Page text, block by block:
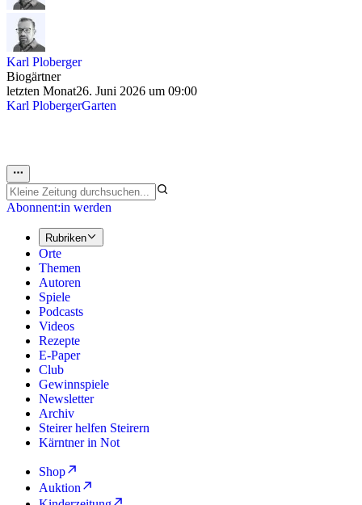
Karl Ploberger
Biogärtner
letzten Monat26. Juni 2026 um 09:00
Karl PlobergerGarten
Abonnent:in werden
Rubriken
Orte
Themen
Autoren
Spiele
Podcasts
Videos
Rezepte
E-Paper
Club
Gewinnspiele
Newsletter
Archiv
Steirer helfen Steirern
Kärntner in Not
Shop
Auktion